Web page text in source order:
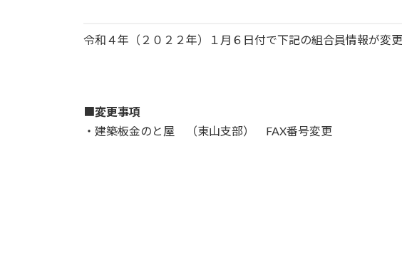
新
日
令和４年（２０２２年）１月６日付で下記の組合員情報が変更
■変更事項
・建築板金のと屋 （東山支部） FAX番号変更